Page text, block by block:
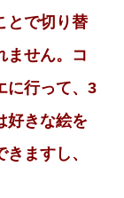
とで切り替
ません。コ
に行って、3
好きな絵を
ますし、